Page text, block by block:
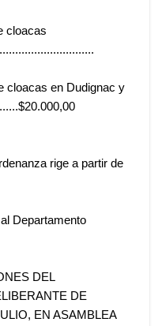
cloacas
cloacas en Dudignac y
rige a partir de
Departamento
DEL
DE
EN ASAMBLEA